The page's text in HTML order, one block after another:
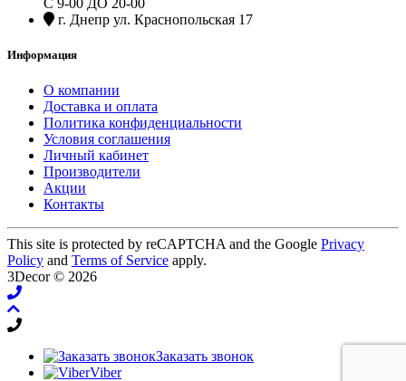
г. Днепр ул. Краснопольская 17
Информация
О компании
Доставка и оплата
Политика конфиденциальности
Условия соглашения
Личный кабинет
Производители
Акции
Контакты
This site is protected by reCAPTCHA and the Google Privacy
Policy and Terms of Service apply.
3Decor © 2026
Заказать звонок
Viber